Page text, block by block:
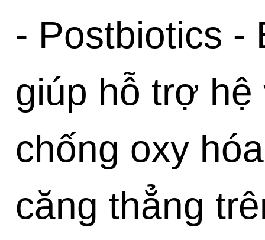
- Postbiotics -
giúp hỗ trợ hệ
chống oxy
căng thẳng